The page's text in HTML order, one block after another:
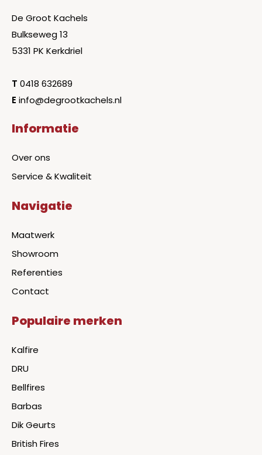
De Groot Kachels
Bulkseweg 13
5331 PK Kerkdriel
T 0418 632689
E info@degrootkachels.nl
Informatie
Over ons
Service & Kwaliteit
Navigatie
Maatwerk
Showroom
Referenties
Contact
Populaire merken
Kalfire
DRU
Bellfires
Barbas
Dik Geurts
British Fires